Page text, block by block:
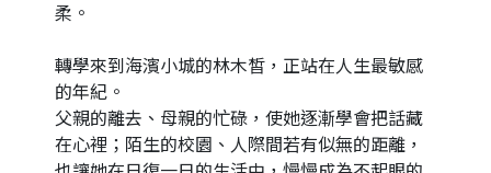
柔。
轉學來到海濱小城的林木皙，正站在人生最敏感
的年紀。
父親的離去、母親的忙碌，使她逐漸學會把話藏
在心裡；陌生的校園、人際間若有似無的距離，